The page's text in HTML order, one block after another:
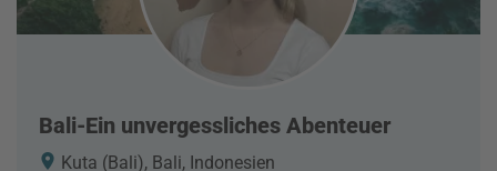
Bali-Ein unvergessliches Abenteuer
Kuta (Bali), Bali, Indonesien